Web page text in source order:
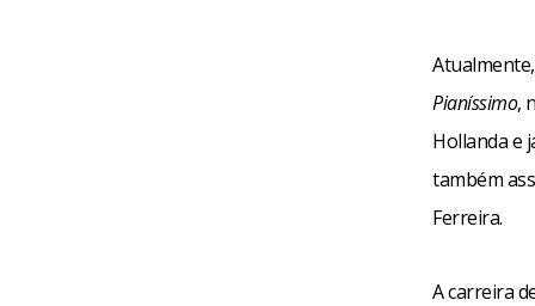
Pianíssimo,
Hollanda e
também
Ferreira.
A carreira